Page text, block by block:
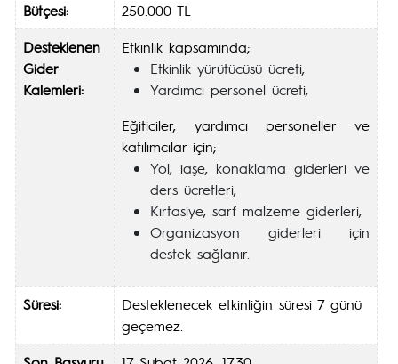
Bütçesi:
250.000 TL
Desteklenen
Gider
Kalemleri:
Etkinlik kapsamında;
Etkinlik yürütücüsü ücreti,
Yardımcı personel ücreti,
Eğiticiler, yardımcı personeller ve
katılımcılar için;
Yol, iaşe, konaklama giderleri ve
ders ücretleri,
Kırtasiye, sarf malzeme giderleri,
Organizasyon giderleri için
destek sağlanır.
Süresi:
Desteklenecek etkinliğin süresi 7 günü
geçemez.